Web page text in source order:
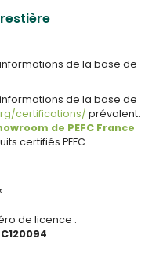
de la base de
de la base de
certifications/ prévalent.
de PEFC France
certifiés PEFC.
de licence :